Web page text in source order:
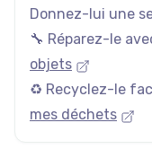
Donnez-lui une
🔧 Réparez-le
objets
♻️ Recyclez-le
mes déchets